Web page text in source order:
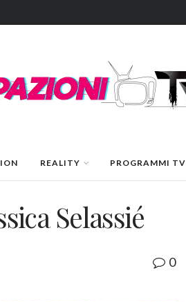
REALITY PROGRAMMI TV
Selassié
0